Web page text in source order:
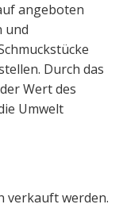
angeboten
und
Durch das
Wert des
Umwelt
verkauft werden.